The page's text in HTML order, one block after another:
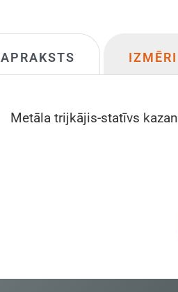
APRAKSTS IZMĒRI
Metāla trijkājis-statīvs